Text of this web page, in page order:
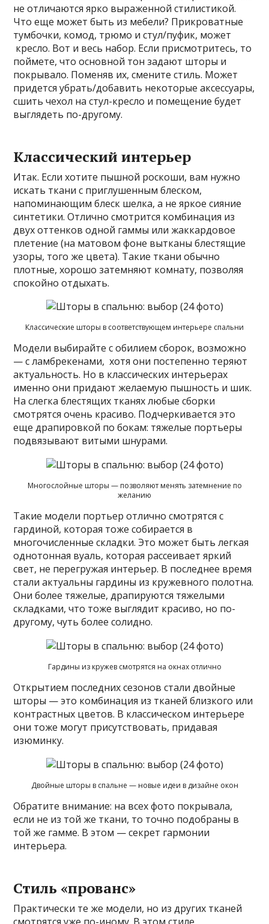
не отличаются ярко выраженной стилистикой.
Что еще может быть из мебели? Прикроватные
тумбочки, комод, трюмо и стул/пуфик, может
кресло. Вот и весь набор. Если присмотритесь, то
поймете, что основной тон задают шторы и
покрывало. Поменяв их, смените стиль. Может
придется убрать/добавить некоторые аксессуары,
сшить чехол на стул-кресло и помещение будет
выглядеть по-другому.
Классический интерьер
Итак. Если хотите пышной роскоши, вам нужно
искать ткани с приглушенным блеском,
напоминающим блеск шелка, а не яркое сияние
синтетики. Отлично смотрится комбинация из
двух оттенков одной гаммы или жаккардовое
плетение (на матовом фоне вытканы блестящие
узоры, того же цвета). Такие ткани обычно
плотные, хорошо затемняют комнату, позволяя
спокойно отдыхать.
Классические шторы в соответствующем интерьере спальни
Модели выбирайте с обилием сборок, возможно
— с ламбрекенами, хотя они постепенно теряют
актуальность. Но в классических интерьерах
именно они придают желаемую пышность и шик.
На слегка блестящих тканях любые сборки
смотрятся очень красиво. Подчеркивается это
еще драпировкой по бокам: тяжелые портьеры
подвязывают витыми шнурами.
Многослойные шторы — позволяют менять затемнение по
желанию
Такие модели портьер отлично смотрятся с
гардиной, которая тоже собирается в
многочисленные складки. Это может быть легкая
однотонная вуаль, которая рассеивает яркий
свет, не перегружая интерьер. В последнее время
стали актуальны гардины из кружевного полотна.
Они более тяжелые, драпируются тяжелыми
складками, что тоже выглядит красиво, но по-
другому, чуть более солидно.
Гардины из кружев смотрятся на окнах отлично
Открытием последних сезонов стали двойные
шторы — это комбинация из тканей близкого или
контрастных цветов. В классическом интерьере
они тоже могут присутствовать, придавая
изюминку.
Двойные шторы в спальне — новые идеи в дизайне окон
Обратите внимание: на всех фото покрывала,
если не из той же ткани, то точно подобраны в
той же гамме. В этом — секрет гармонии
интерьера.
Стиль «прованс»
Практически те же модели, но из других тканей
смотрятся уже по-иному. В этом стиле